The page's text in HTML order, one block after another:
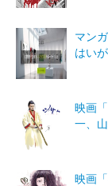
マン
はい
映画
一、
映画